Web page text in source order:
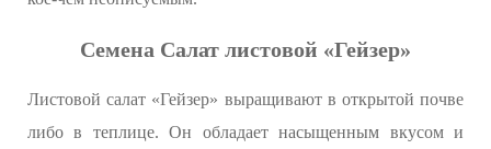
Семена Салат листовой «Гейзер»
Листовой салат «Гейзер» выращивают в открытой почве
либо в теплице. Он обладает насыщенным вкусом и